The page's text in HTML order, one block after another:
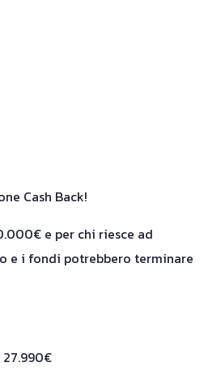
Cash Back!
e per chi riesce ad
e i fondi potrebbero terminare